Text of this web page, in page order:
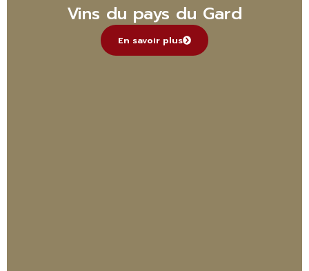
Vins du pays du Gard
En savoir plus